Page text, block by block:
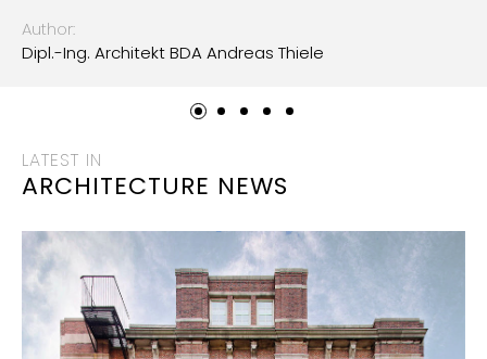
Author:
Dipl.-Ing. Architekt BDA Andreas Thiele
LATEST IN
ARCHITECTURE NEWS